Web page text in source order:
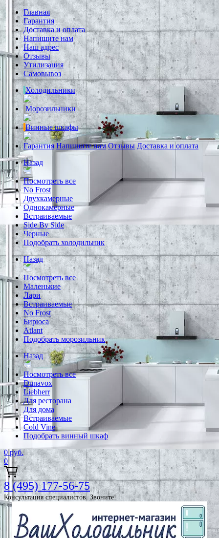
Главная
Гарантия
Доставка и оплата
Напишите нам
Наш адрес
Отзывы
Утилизация
Самовывоз
Холодильники
Морозильники
Винные шкафы
Гарантия Напишите нам Отзывы Доставка и оплата
Назад
Посмотреть все
No Frost
Двухкамерные
Однокамерные
Встраиваемые
Side By Side
Черные
Подобрать холодильник
Назад
Посмотреть все
Маленькие
Лари
Встраиваемые
No Frost
Бирюса
Atlant
Подобрать морозильник
Назад
Посмотреть все
Dunavox
Liebherr
Для ресторана
Для дома
Встраиваемые
Cold Vine
Подобрать винный шкаф
0 руб.
0
8 (495) 177-56-75
Консультация специалистов. Звоните!